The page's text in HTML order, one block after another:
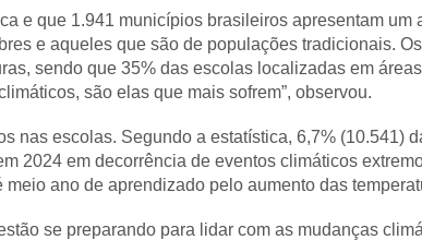
e que 1.941 municípios brasileiros apresentam um
e aqueles que são de populações tradicionais.
sendo que 35% das escolas localizadas em
são elas que mais sofrem”, observou.
nas escolas. Segundo a estatística, 6,7% (10.541)
2024 em decorrência de eventos climáticos
ano de aprendizado pelo aumento das
se preparando para lidar com as mudanças